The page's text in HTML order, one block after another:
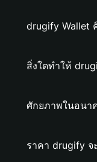
drugify Wallet
สิ่งใดทำให้
ศักยภาพในอนา
ราคา drugify จ